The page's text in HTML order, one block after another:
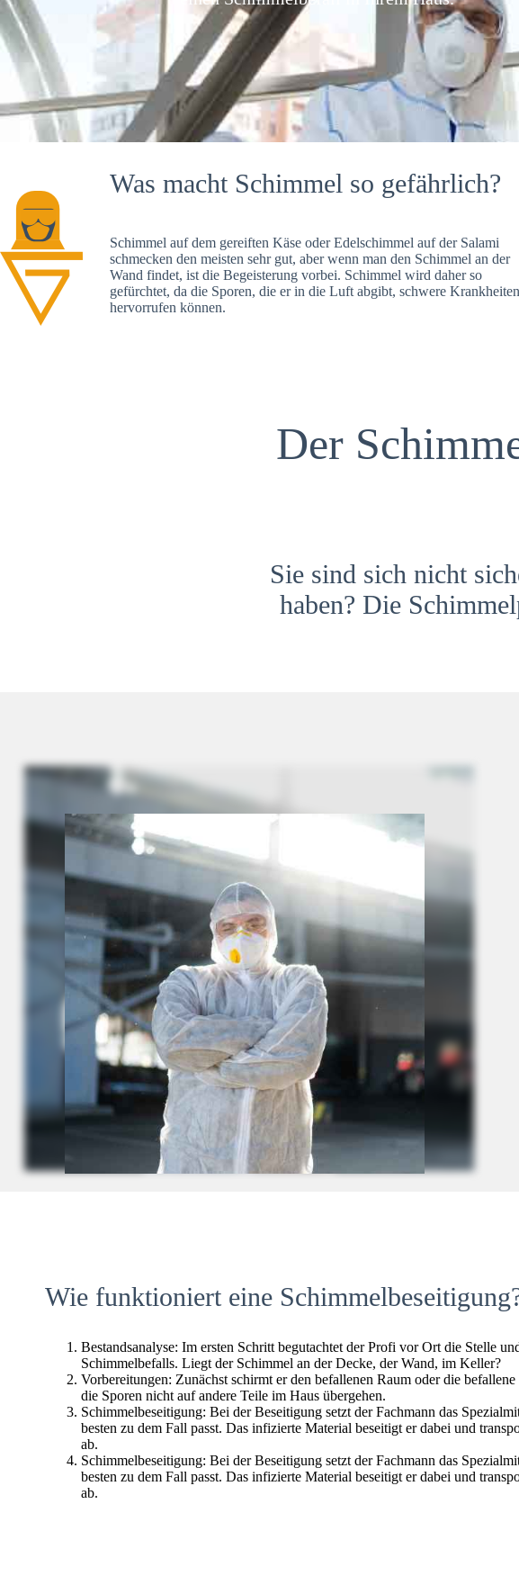
Was macht Schimmel so gefährlich?
Schimmel auf dem gereiften Käse oder Edelschimmel auf der Salami
schmecken den meisten sehr gut, aber wenn man den Schimmel an der
Wand findet, ist die Begeisterung vorbei. Schimmel wird daher so
gefürchtet, da die Sporen, die er in die Luft abgibt, schwere Krankheiten
hervorrufen können.
Der
Sie sind sich nicht
haben? Die
Wie funktioniert eine
Bestandsanalyse: Im ersten Schritt begutachtet der Profi vor Ort die Stelle
Schimmelbefalls. Liegt der Schimmel an der Decke, der Wand, im Keller?
Vorbereitungen: Zunächst schirmt er den befallenen Raum oder die befallene
die Sporen nicht auf andere Teile im Haus übergehen.
Schimmelbeseitigung: Bei der Beseitigung setzt der Fachmann das
besten zu dem Fall passt. Das infizierte Material beseitigt er dabei und
ab.
Schimmelbeseitigung: Bei der Beseitigung setzt der Fachmann das
besten zu dem Fall passt. Das infizierte Material beseitigt er dabei und
ab.